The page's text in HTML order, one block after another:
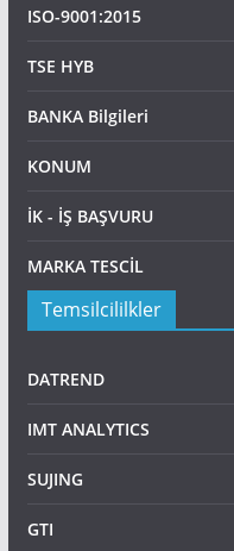
ISO-9001:2015
TSE HYB
BANKA Bilgileri
KONUM
İK - İŞ BAŞVURU
MARKA TESCİL
Temsilcililkler
DATREND
IMT ANALYTICS
SUJING
GTI